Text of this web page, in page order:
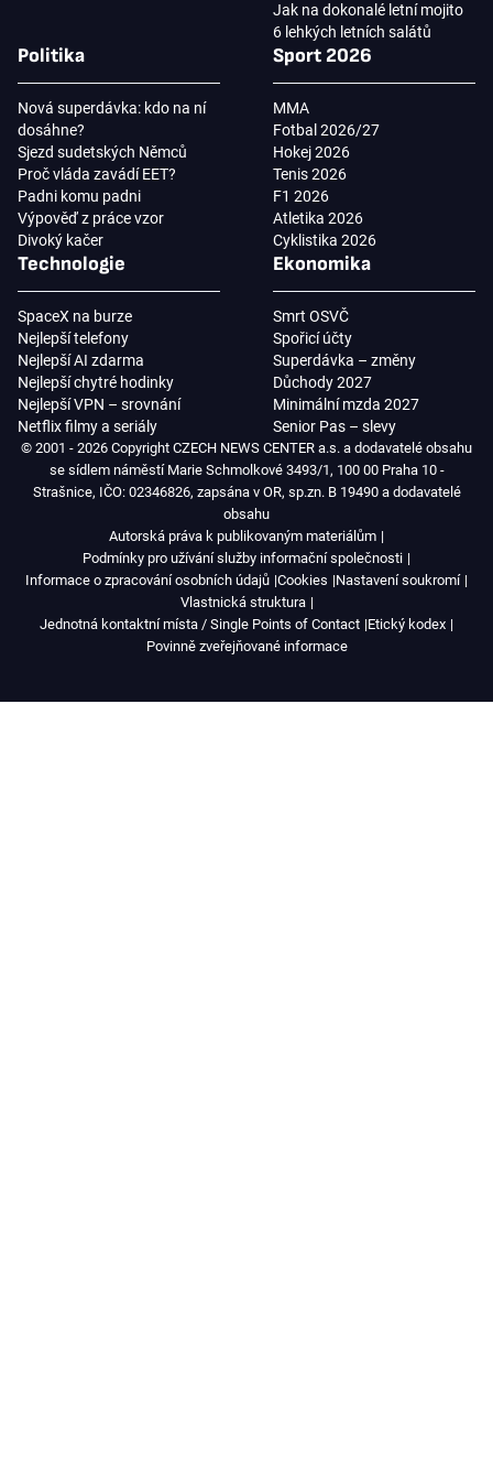
Jak na dokonalé letní mojito
6 lehkých letních salátů
Politika
Nová superdávka: kdo na ní
dosáhne?
Sjezd sudetských Němců
Proč vláda zavádí EET?
Padni komu padni
Výpověď z práce vzor
Divoký kačer
Sport 2026
MMA
Fotbal 2026/27
Hokej 2026
Tenis 2026
F1 2026
Atletika 2026
Cyklistika 2026
Technologie
SpaceX na burze
Nejlepší telefony
Nejlepší AI zdarma
Nejlepší chytré hodinky
Nejlepší VPN – srovnání
Netflix filmy a seriály
Ekonomika
Smrt OSVČ
Spořicí účty
Superdávka – změny
Důchody 2027
Minimální mzda 2027
Senior Pas – slevy
© 2001 - 2026 Copyright CZECH NEWS CENTER a.s. a dodavatelé obsahu
se sídlem náměstí Marie Schmolkové 3493/1, 100 00 Praha 10 -
Strašnice, IČO: 02346826, zapsána v OR, sp.zn. B 19490 a dodavatelé
obsahu
Autorská práva k publikovaným materiálům
Podmínky pro užívání služby informační společnosti
Informace o zpracování osobních údajů Cookies Nastavení soukromí
Vlastnická struktura
Jednotná kontaktní místa / Single Points of Contact Etický kodex
Povinně zveřejňované informace